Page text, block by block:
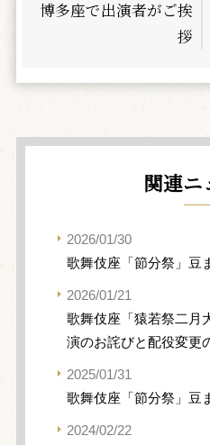
博多座で出演者がご挨
拶
関連ニ
2026/01/30
歌舞伎座「節分祭」豆
2026/01/21
歌舞伎座「猿若祭二
演のお詫びと配役変更
2025/01/31
歌舞伎座「節分祭」豆
2024/02/22